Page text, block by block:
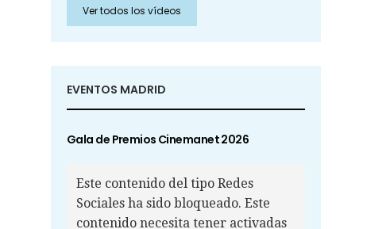
Aceptar cookies de Redes
Sociales
Ver todos los vídeos
EVENTOS MADRID
Gala de Premios Cinemanet 2026
Este contenido del tipo Redes
Sociales ha sido bloqueado. Este
contenido necesita tener activadas